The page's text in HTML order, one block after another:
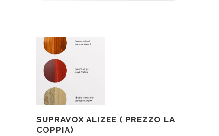
SUPRAVOX ALIZEE ( PREZZO LA
COPPIA)